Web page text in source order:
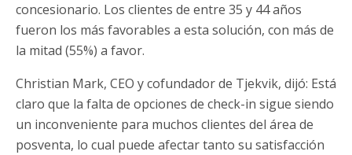
concesionario. Los clientes de entre 35 y 44 años
fueron los más favorables a esta solución, con más de
la mitad (55%) a favor.
Christian Mark, CEO y cofundador de Tjekvik, dijó: Está
claro que la falta de opciones de check-in sigue siendo
un inconveniente para muchos clientes del área de
posventa, lo cual puede afectar tanto su satisfacción